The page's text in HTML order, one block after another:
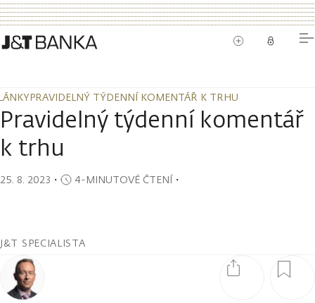
PRAVIDELNÝ TÝDENNÍ KOMENTÁŘ K TRHU
PRAVIDELNÝ TÝDENNÍ KOMENTÁŘ K TRHU
Pravidelný týdenní komentář
k trhu
25. 8. 2023 ・ 4-MINUTOVÉ ČTENÍ・
J&T SPECIALISTA